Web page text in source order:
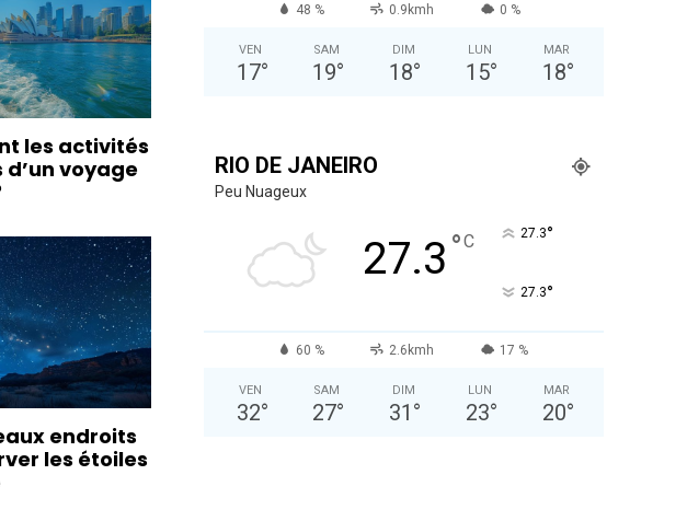
les activités
voyage
endroits
les étoiles
48 % 0.9kmh 0 %
VEN
17°
SAM
19°
DIM
18°
LUN
15°
MAR
18°
RIO DE JANEIRO
Peu Nuageux
27.3 °C 27.3°
27.3°
60 % 2.6kmh 17 %
VEN
32°
SAM
27°
DIM
31 °
LUN
23°
MAR
20°